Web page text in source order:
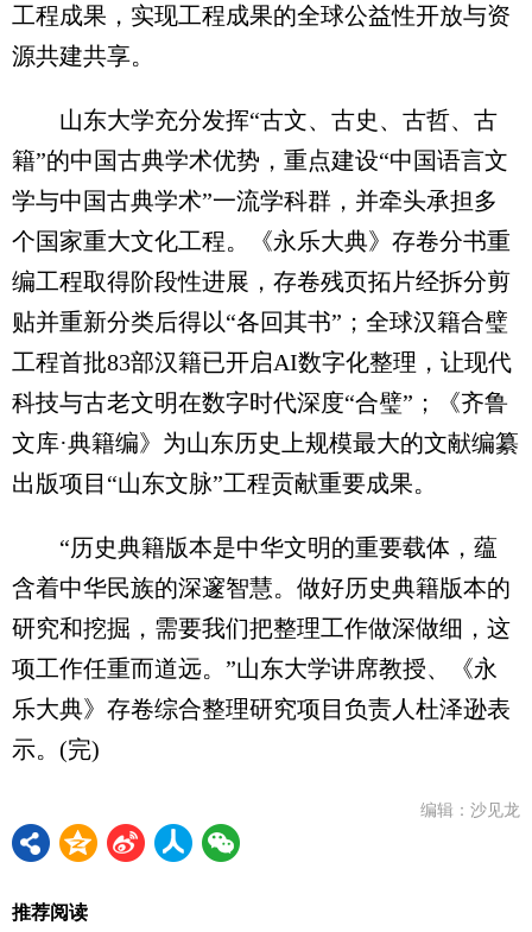
工程成果，实现工程成果的全球公益性开放与资
源共建共享。
山东大学充分发挥“古文、古史、古哲、古
籍”的中国古典学术优势，重点建设“中国语言文
学与中国古典学术”一流学科群，并牵头承担多
个国家重大文化工程。《永乐大典》存卷分书重
编工程取得阶段性进展，存卷残页拓片经拆分剪
贴并重新分类后得以“各回其书”；全球汉籍合璧
工程首批83部汉籍已开启AI数字化整理，让现代
科技与古老文明在数字时代深度“合璧”；《齐鲁
文库·典籍编》为山东历史上规模最大的文献编纂
出版项目“山东文脉”工程贡献重要成果。
“历史典籍版本是中华文明的重要载体，蕴
含着中华民族的深邃智慧。做好历史典籍版本的
研究和挖掘，需要我们把整理工作做深做细，这
项工作任重而道远。”山东大学讲席教授、《永
乐大典》存卷综合整理研究项目负责人杜泽逊表
示。(完)
编辑：沙见龙
推荐阅读